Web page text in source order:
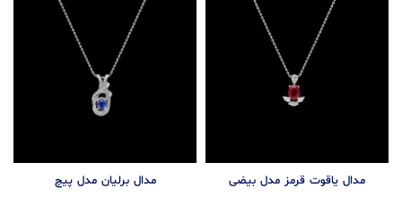
مدال یاقوت قرمز مدل بیضی مدال برلیان مدل پیچ